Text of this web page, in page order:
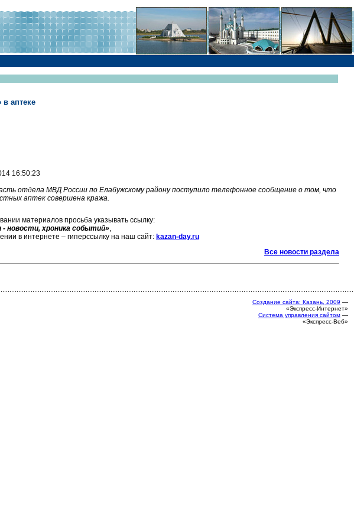
аптеке
16:50:23
отдела МВД России по Елабужскому району поступило телефонное сообщение о том, что
аптек совершена кража.
материалов просьба указывать ссылку:
- новости, хроника событий»,
в интернете – гиперссылку на наш сайт: kazan-day.ru
Все новости раздела
Создание сайта: Казань, 2009 —
«Экспресс-Интернет»
Система управления сайтом —
«Экспресс-Веб»